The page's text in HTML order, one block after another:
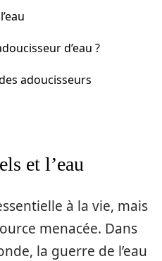
d’eau ?
adoucisseurs
et l’eau
à la vie, mais
menacée. Dans
la guerre de l’eau